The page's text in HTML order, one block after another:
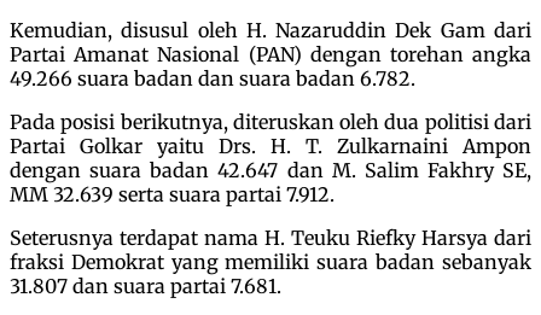
Kemudian, disusul oleh H. Nazaruddin Dek Gam dari
Partai Amanat Nasional (PAN) dengan torehan angka
49.266 suara badan dan suara badan 6.782.
Pada posisi berikutnya, diteruskan oleh dua politisi dari
Partai Golkar yaitu Drs. H. T. Zulkarnaini Ampon
dengan suara badan 42.647 dan M. Salim Fakhry SE,
MM 32.639 serta suara partai 7.912.
Seterusnya terdapat nama H. Teuku Riefky Harsya dari
fraksi Demokrat yang memiliki suara badan sebanyak
31.807 dan suara partai 7.681.